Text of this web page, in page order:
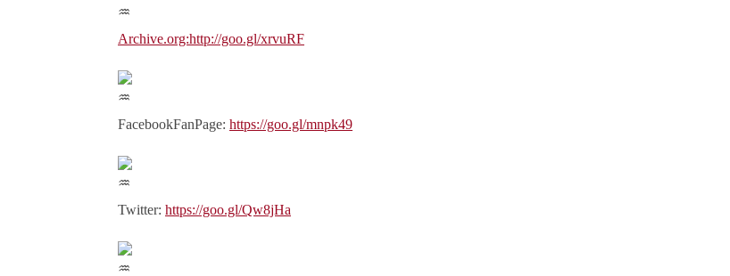
Archive.org:http://goo.gl/xrvuRF
FacebookFanPage: https://goo.gl/mnpk49
Twitter: https://goo.gl/Qw8jHa